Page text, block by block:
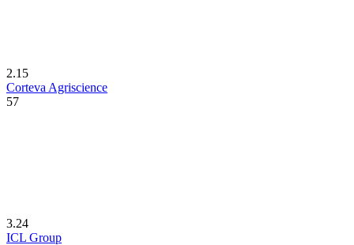
2.15
Corteva Agriscience
57
3.24
ICL Group